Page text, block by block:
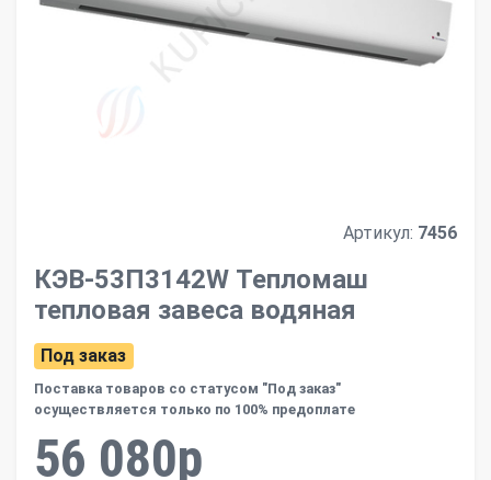
Артикул: 7456
КЭВ-53П3142W Тепломаш
тепловая завеса водяная
Под заказ
Поставка товаров со статусом "Под заказ"
осуществляется только по 100% предоплате
56 080р